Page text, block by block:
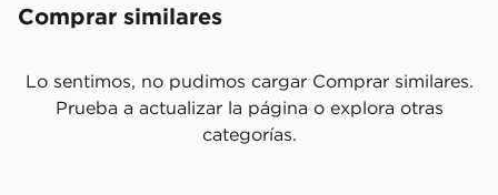
Comprar similares
Lo sentimos, no pudimos cargar Comprar similares.
Prueba a actualizar la página o explora otras
categorías.